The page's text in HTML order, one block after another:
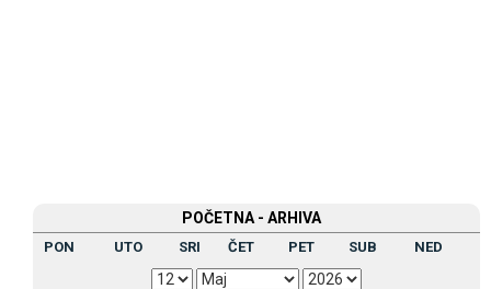
POČETNA - ARHIVA
PON UTO SRI ČET PET SUB NED